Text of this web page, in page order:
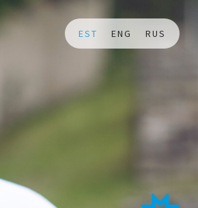
EST ENG RUS